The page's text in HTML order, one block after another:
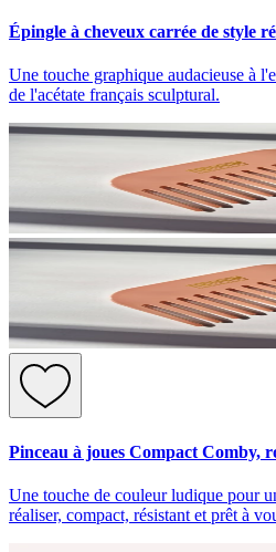
Épingle à cheveux carrée de style
Une touche graphique audacieuse à
de l'acétate français sculptural.
Pinceau à joues Compact Comby,
Une touche de couleur ludique pour
réaliser, compact, résistant et prêt à